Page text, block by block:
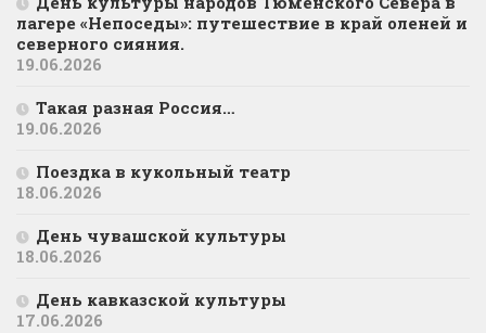
лагере «Непоседы»: путешествие в край оленей и
северного сияния.
19.06.2026
Такая разная Россия…
19.06.2026
Поездка в кукольный театр
18.06.2026
День чувашской культуры
18.06.2026
День кавказской культуры
17.06.2026